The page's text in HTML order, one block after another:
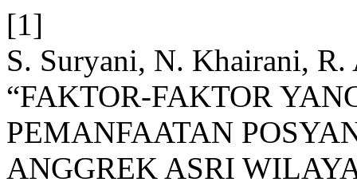
[1]
S. Suryani, N. Khairani,
“FAKTOR-FAKTOR
PEMANFAATAN
ANGGREK ASRI